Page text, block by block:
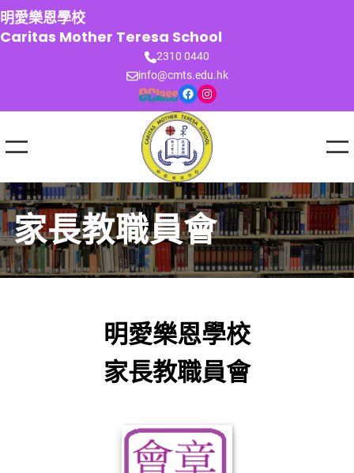
跳
至
主
明愛樂恩學校
Caritas Mother Teresa School
2310 0440
info@cmts.edu.hk
Facebook Instagram
家長教職員會
明愛樂恩學校
家長教職員會